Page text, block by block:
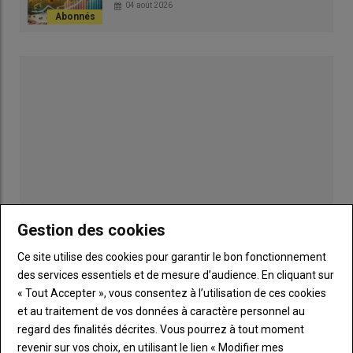
À noter, en semaine 18 la Pologne a rapporté 15 nouveaux
foyers de grippe aviaire. Plus de 1 million de poules pondeuses
04 août 2026
LES PLUS LUS
Gestion des cookies
Ce site utilise des cookies pour garantir le bon fonctionnement
des services essentiels et de mesure d’audience. En cliquant sur
« Tout Accepter », vous consentez à l’utilisation de ces cookies
et au traitement de vos données à caractère personnel au
regard des finalités décrites. Vous pourrez à tout moment
revenir sur vos choix, en utilisant le lien « Modifier mes